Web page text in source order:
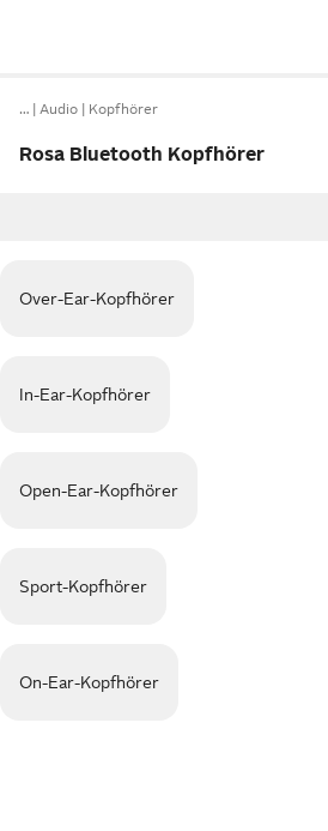
… Audio Kopfhörer
Rosa Bluetooth Kopfhörer
Over-Ear-Kopfhörer
In-Ear-Kopfhörer
Open-Ear-Kopfhörer
Sport-Kopfhörer
On-Ear-Kopfhörer